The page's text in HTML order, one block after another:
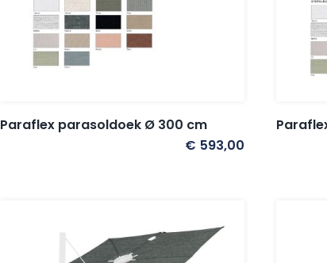
Paraflex parasoldoek Ø 300 cm
€ 593,00